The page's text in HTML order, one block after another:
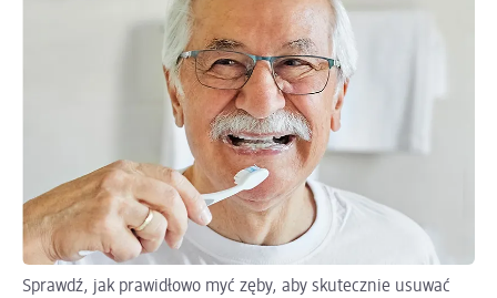
Sprawdź, jak prawidłowo myć zęby, aby skutecznie usuwać